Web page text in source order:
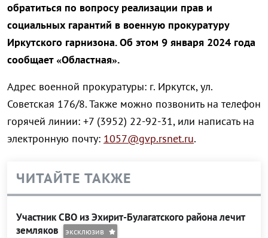
обратиться по вопросу реализации прав и
социальных гарантий в военную прокуратуру
Иркутского гарнизона. Об этом 9 января 2024 года
сообщает «Областная».
Адрес военной прокуратуры: г. Иркутск, ул.
Советская 176/8. Также можно позвонить на телефон
горячей линии: +7 (3952) 22-92-31, или написать на
электронную почту: 1057@gvp.rsnet.ru.
ЧИТАЙТЕ ТАКЖЕ
Участник СВО из Эхирит-Булагатского района лечит
земляков
эксклюзив